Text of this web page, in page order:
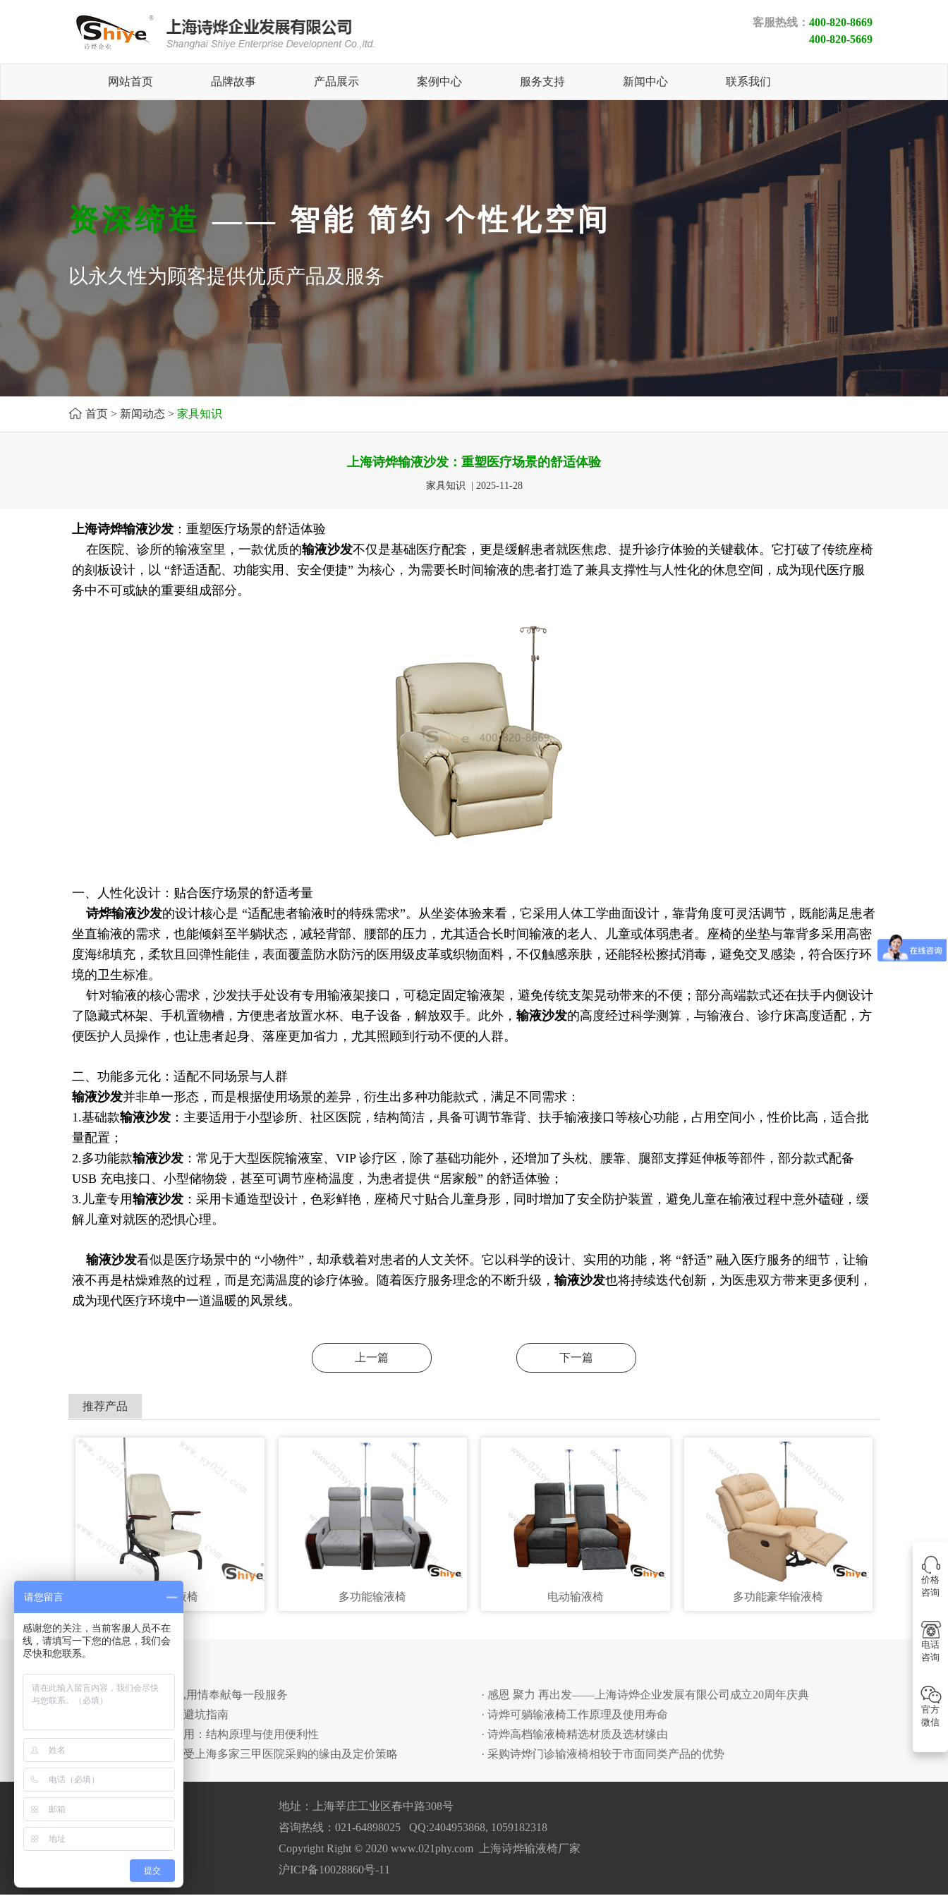
客服热线： 400-820-8669
400-820-5669
网站首页 品牌故事 产品展示 案例中心 服务支持 新闻中心 联系我们
资深缔造—— 智能 简约 个性化空间
以永久性为顾客提供优质产品及服务
首页 > 新闻动态 > 家具知识
上海诗烨输液沙发：重塑医疗场景的舒适体验​
家具知识 | 2025-11-28
上海诗烨输液沙发 ：重塑医疗场景的舒适体验
在医院、诊所的输液室里，一款优质的输液沙发不仅是基础医疗配套，更是缓解患者就医焦虑、提升诊疗体验的关键载体。它打破了传统座椅
的刻板设计，以 “舒适适配、功能实用、安全便捷” 为核心，为需要长时间输液的患者打造了兼具支撑性与人性化的休息空间，成为现代医疗服
务中不可或缺的重要组成部分。
一、人性化设计：贴合医疗场景的舒适考量
诗烨输液沙发的设计核心是 “适配患者输液时的特殊需求”。从坐姿体验来看，它采用人体工学曲面设计，靠背角度可灵活调节，既能满足患者
坐直输液的需求，也能倾斜至半躺状态，减轻背部、腰部的压力，尤其适合长时间输液的老人、儿童或体弱患者。座椅的坐垫与靠背多采用高密
度海绵填充，柔软且回弹性能佳，表面覆盖防水防污的医用级皮革或织物面料，不仅触感亲肤，还能轻松擦拭消毒，避免交叉感染，符合医疗环
境的卫生标准。
针对输液的核心需求，沙发扶手处设有专用输液架接口，可稳定固定输液架，避免传统支架晃动带来的不便；部分高端款式还在扶手内侧设计
了隐藏式杯架、手机置物槽，方便患者放置水杯、电子设备，解放双手。此外， 输液沙发的高度经过科学测算，与输液台、诊疗床高度适配，方
便医护人员操作，也让患者起身、落座更加省力，尤其照顾到行动不便的人群。
二、功能多元化：适配不同场景与人群
输液沙发并非单一形态，而是根据使用场景的差异，衍生出多种功能款式，满足不同需求：
1.基础款输液沙发 ：主要适用于小型诊所、社区医院，结构简洁，具备可调节靠背、扶手输液接口等核心功能，占用空间小，性价比高，适合批
量配置；
2.多功能款输液沙发 ：常见于大型医院输液室、VIP 诊疗区，除了基础功能外，还增加了头枕、腰靠、腿部支撑延伸板等部件，部分款式配备
USB 充电接口、小型储物袋，甚至可调节座椅温度，为患者提供 “居家般” 的舒适体验；
3.儿童专用输液沙发 ：采用卡通造型设计，色彩鲜艳，座椅尺寸贴合儿童身形，同时增加了安全防护装置，避免儿童在输液过程中意外磕碰，缓
解儿童对就医的恐惧心理。
输液沙发看似是医疗场景中的 “小物件”，却承载着对患者的人文关怀。它以科学的设计、实用的功能，将 “舒适” 融入医疗服务的细节，让输
液不再是枯燥难熬的过程，而是充满温度的诊疗体验。随着医疗服务理念的不断升级， 输液沙发也将持续迭代创新，为医患双方带来更多便利，
成为现代医疗环境中一道温暖的风景线。
上一篇 下一篇
推荐产品
豪华输液椅 多功能输液椅 电动输液椅 多功能豪华输液椅
相关新闻
· 用心铸就每一份产品,用情奉献每一段服务
· 感恩 聚力 再出发——上海诗烨企业发展有限公司成立20周年庆典
· 诗烨豪华输液椅采购避坑指南
· 诗烨可躺输液椅工作原理及使用寿命
· 诗烨输液沙发椅床两用：结构原理与使用便利性
· 诗烨高档输液椅精选材质及选材缘由
· 诗烨标准款点滴椅广受上海多家三甲医院采购的缘由及定价策略
· 采购诗烨门诊输液椅相较于市面同类产品的优势
400-820-8669
（工作日8：00~17.30）
地址：上海莘庄工业区春中路308号
咨询热线：021-64898025 QQ:2404953868, 1059182318
Copyright Right © 2020 www.021phy.com 上海诗烨输液椅厂家
沪ICP备10028860号-11
价格
咨询
电话
咨询
官方
微信
请您留言
感谢您的关注，当前客服人员不在
线，请填写一下您的信息，我们会
尽快和您联系。
提交